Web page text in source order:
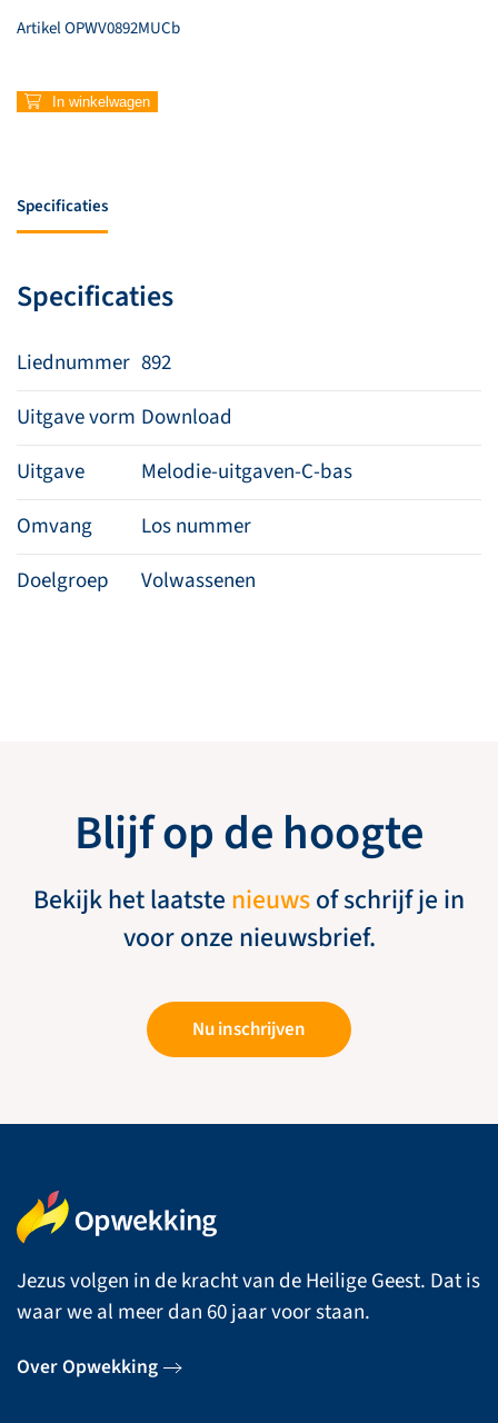
ArtikelOPWV0892MUCb
892
bas)
In winkelwagen
Specificaties
Specificaties
Liednummer 892
Uitgave vorm Download
Uitgave
Melodie-uitgaven-C-bas
Omvang
Los nummer
Doelgroep
Volwassenen
Blijf op de hoogte
Bekijk het laatste nieuwsof schrijf je in
voor onze nieuwsbrief.
Nu inschrijven
Jezus volgen in de kracht van de Heilige Geest. Dat is
waar we al meer dan 60 jaar voor staan.
Over Opwekking